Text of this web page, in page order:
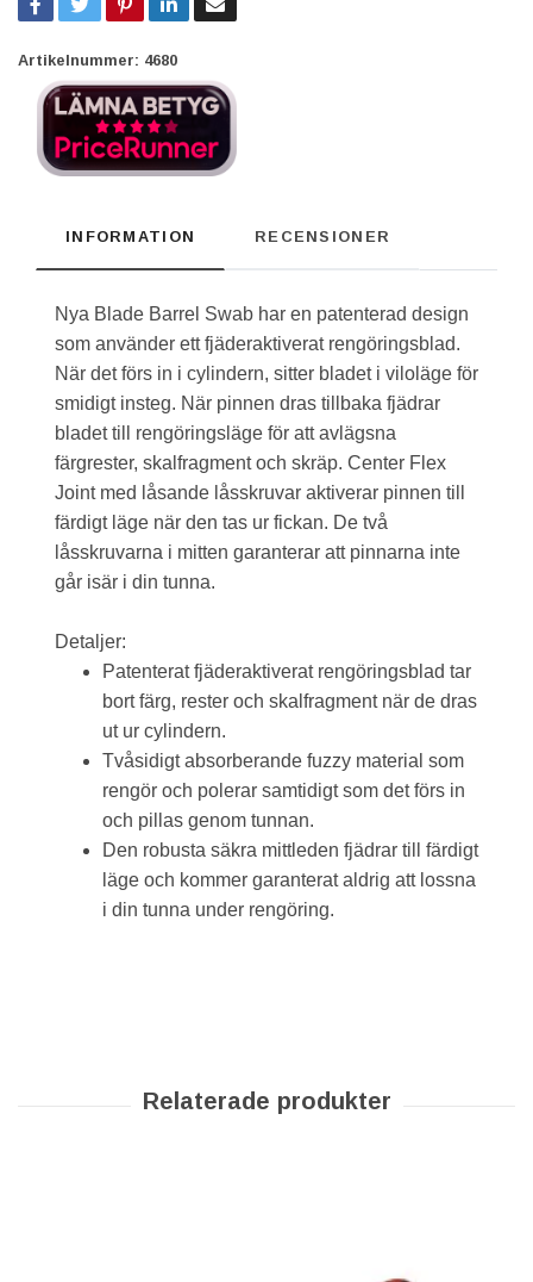
Artikelnummer: 4680
INFORMATION RECENSIONER
Nya Blade Barrel Swab har en patenterad design
som använder ett fjäderaktiverat rengöringsblad.
När det förs in i cylindern, sitter bladet i viloläge för
smidigt insteg. När pinnen dras tillbaka fjädrar
bladet till rengöringsläge för att avlägsna
färgrester, skalfragment och skräp. Center Flex
Joint med låsande låsskruvar aktiverar pinnen till
färdigt läge när den tas ur fickan. De två
låsskruvarna i mitten garanterar att pinnarna inte
går isär i din tunna.
Detaljer:
Patenterat fjäderaktiverat rengöringsblad tar
bort färg, rester och skalfragment när de dras
ut ur cylindern.
Tvåsidigt absorberande fuzzy material som
rengör och polerar samtidigt som det förs in
och pillas genom tunnan.
Den robusta säkra mittleden fjädrar till färdigt
läge och kommer garanterat aldrig att lossna
i din tunna under rengöring.